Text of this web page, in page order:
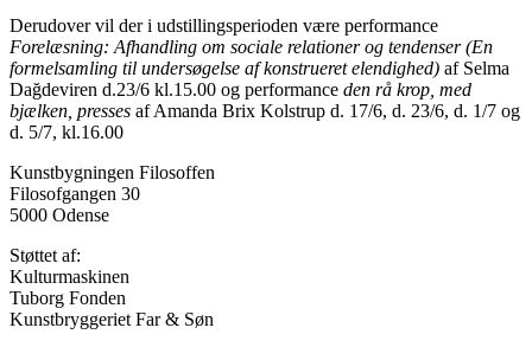
Derudover vil der i udstillingsperioden være performance
Forelæsning: Afhandling om sociale relationer og tendenser (En
formelsamling til undersøgelse af konstrueret elendighed) af Selma
Dağdeviren d.23/6 kl.15.00 og performance den rå krop, med
bjælken, presses af Amanda Brix Kolstrup d. 17/6, d. 23/6, d. 1/7 og
d. 5/7, kl.16.00
Kunstbygningen Filosoffen
Filosofgangen 30
5000 Odense
Støttet af:
Kulturmaskinen
Tuborg Fonden
Kunstbryggeriet Far & Søn